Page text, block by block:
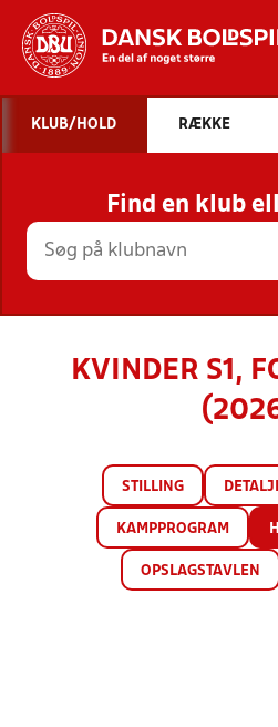
STILLINGER,
HOLD
KLUB/HOLD RÆKKE
Find en klub
KVINDER S1,
STILLING
KAMPPROGRAM
OPSLAGSTAVLEN